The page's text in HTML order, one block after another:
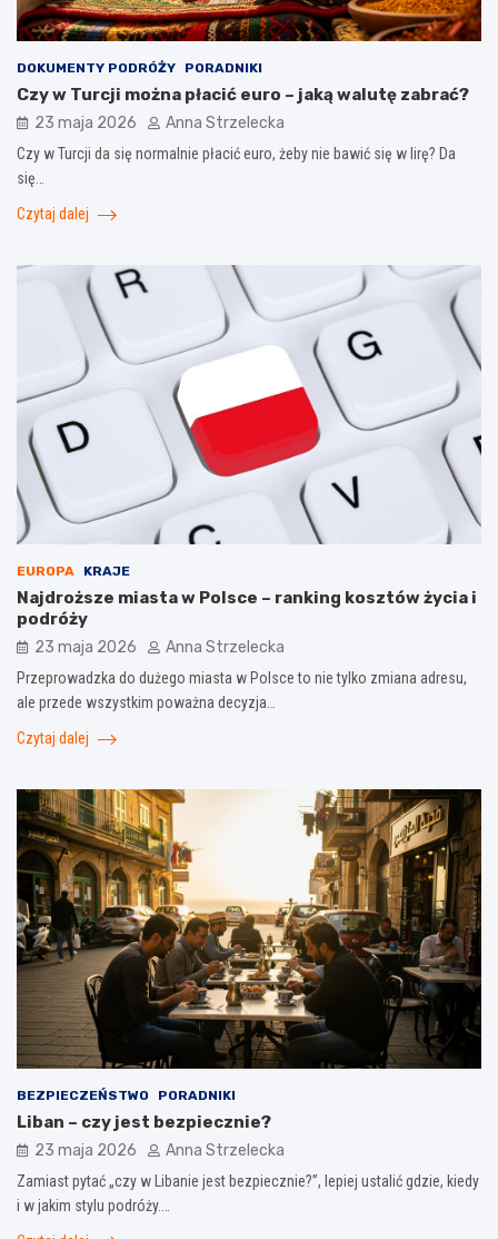
DOKUMENTY PODRÓŻY PORADNIKI
Czy w Turcji można płacić euro – jaką walutę zabrać?
23 maja 2026 Anna Strzelecka
Czy w Turcji da się normalnie płacić euro, żeby nie bawić się w lirę? Da
się…
Czytaj dalej
EUROPA KRAJE
Najdroższe miasta w Polsce – ranking kosztów życia i
podróży
23 maja 2026 Anna Strzelecka
Przeprowadzka do dużego miasta w Polsce to nie tylko zmiana adresu,
ale przede wszystkim poważna decyzja…
Czytaj dalej
BEZPIECZEŃSTWO PORADNIKI
Liban – czy jest bezpiecznie?
23 maja 2026 Anna Strzelecka
Zamiast pytać „czy w Libanie jest bezpiecznie?”, lepiej ustalić gdzie, kiedy
i w jakim stylu podróży.…